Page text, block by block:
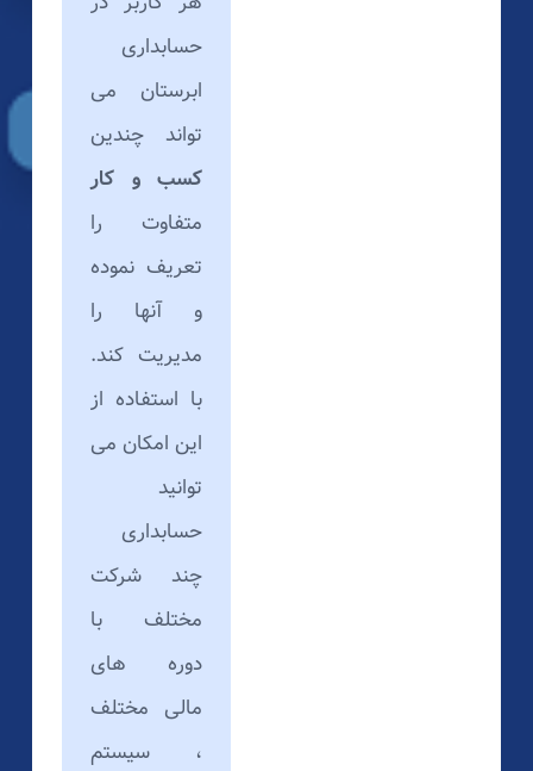
حسابداری
ابرستان می
تواند چندین
کسب و کار
متفاوت را
تعریف نموده
و آنها را
مدیریت کند.
با استفاده از
این امکان می
توانید
حسابداری
چند شرکت
مختلف با
دوره های
مالی مختلف
، سیستم